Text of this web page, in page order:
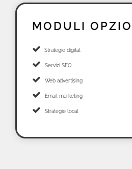
MODULI
Strategie digital
Servizi SEO
Web advertising
Email marketing
Strategie local